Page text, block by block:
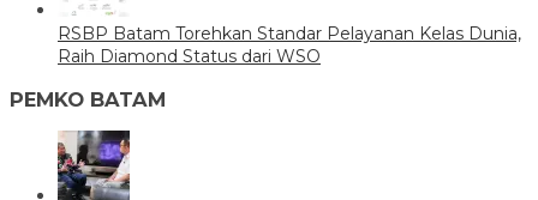
RSBP Batam Torehkan Standar Pelayanan Kelas Dunia,
Raih Diamond Status dari WSO
PEMKO BATAM